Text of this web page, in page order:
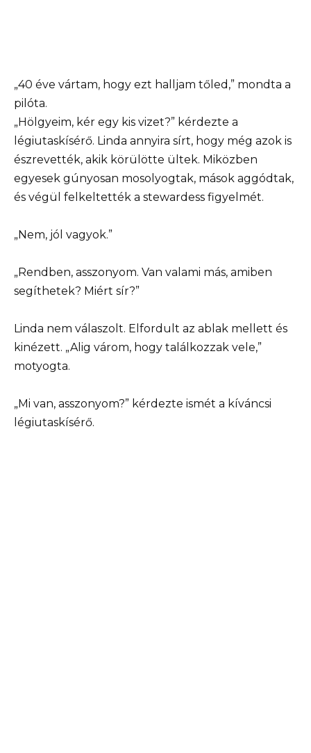
„40 éve vártam, hogy ezt halljam tőled,” mondta a
pilóta.
„Hölgyeim, kér egy kis vizet?” kérdezte a
légiutaskísérő. Linda annyira sírt, hogy még azok is
észrevették, akik körülötte ültek. Miközben
egyesek gúnyosan mosolyogtak, mások aggódtak,
és végül felkeltették a stewardess figyelmét.
„Nem, jól vagyok.”
„Rendben, asszonyom. Van valami más, amiben
segíthetek? Miért sír?”
Linda nem válaszolt. Elfordult az ablak mellett és
kinézett. „Alig várom, hogy találkozzak vele,”
motyogta.
„Mi van, asszonyom?” kérdezte ismét a kíváncsi
légiutaskísérő.